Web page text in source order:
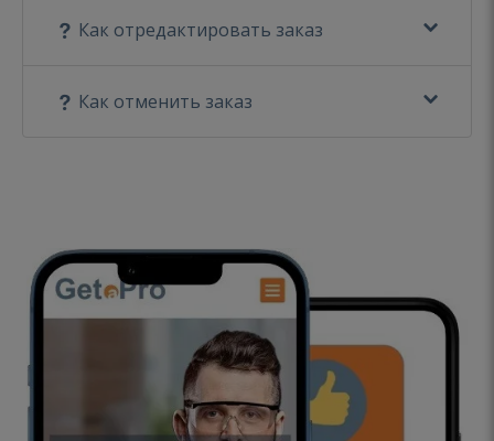
Как отредактировать заказ
Как отменить заказ